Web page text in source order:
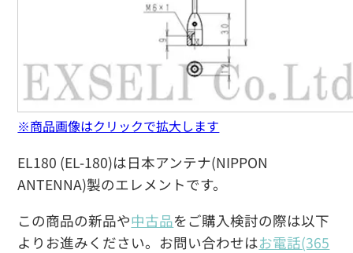
EL180 (EL-180)は日本アンテナ(NIPPON
ANTENNA)製のエレメントです。
この商品の新品や中古品をご購入検討の際は以下
よりお進みください。お問い合わせはお電話(365
※商品画像はクリックで拡大します